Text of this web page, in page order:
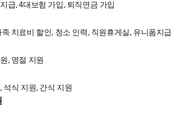
급, 4대보험 가입, 퇴직연금 가입
족 치료비 할인, 청소 인력, 직원휴게실, 유니폼지급
, 명절 지원
석식 지원, 간식 지원